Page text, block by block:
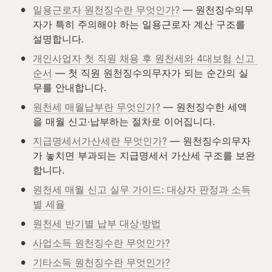
• 일용근로자 원천징수란 무엇인가? — 원천징수의무
자가 특히 주의해야 하는 일용근로자 계산 구조를
설명합니다.
•
개인사업자 첫 직원 채용 후 원천세와 4대보험 신고
순서 — 첫 직원 원천징수의무자가 되는 순간의 실
무를 안내합니다.
• 원천세 매월납부란 무엇인가? — 원천징수한 세액
을 매월 신고·납부하는 절차로 이어집니다.
• 지급명세서가산세란 무엇인가? — 원천징수의무자
가 놓치면 부과되는 지급명세서 가산세 구조를 보완
합니다.
•
원천세 매월 신고 실무 가이드: 대상자 판정과 소득
별 세율
• 원천세 반기별 납부 대상·방법
• 사업소득 원천징수란 무엇인가?
• 기타소득 원천징수란 무엇인가?